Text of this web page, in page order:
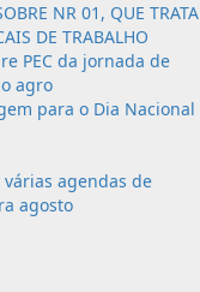
NR 01, QUE TRATA
DE TRABALHO
PEC da jornada de
agro
para o Dia Nacional
várias agendas de
agosto